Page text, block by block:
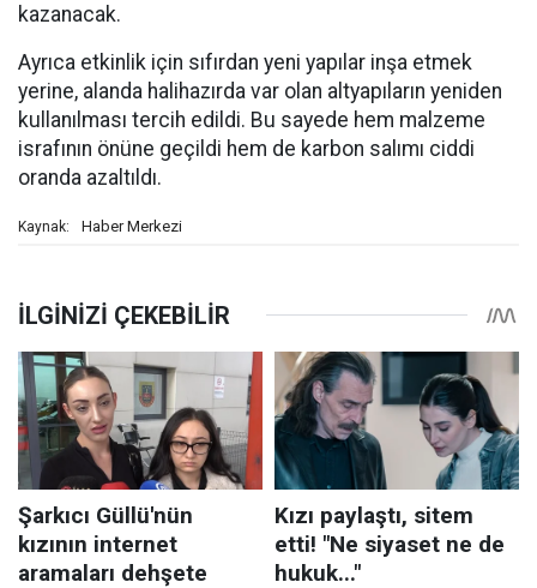
kazanacak.
Ayrıca etkinlik için sıfırdan yeni yapılar inşa etmek
yerine, alanda halihazırda var olan altyapıların yeniden
kullanılması tercih edildi. Bu sayede hem malzeme
israfının önüne geçildi hem de karbon salımı ciddi
oranda azaltıldı.
Kaynak: Haber Merkezi